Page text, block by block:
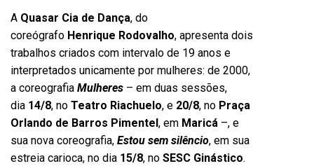
A Quasar Cia de Dança, do
coreógrafo Henrique Rodovalho, apresenta dois
trabalhos criados com intervalo de 19 anos e
interpretados unicamente por mulheres: de 2000,
a coreografia Mulheres – em duas sessões,
dia 14/8, no Teatro Riachuelo, e 20/8, no Praça
Orlando de Barros Pimentel , em Maricá –, e
sua nova coreografia, Estou sem silêncio, em sua
estreia carioca, no dia 15/8, no SESC Ginástico.